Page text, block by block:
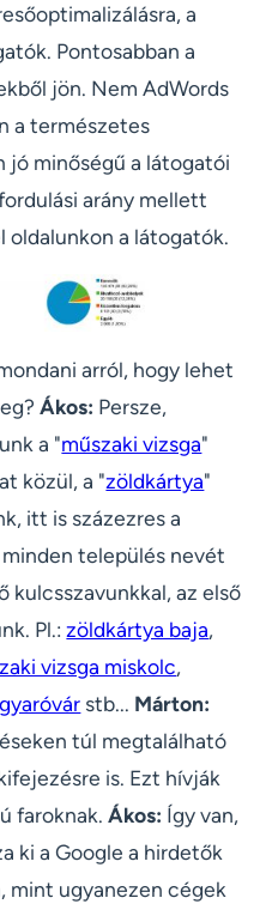
a
Pontosabban a
jön. Nem AdWords
a természetes
jó minőségű a látogatói
arány mellett
a látogatók.
arról, hogy lehet
Ákos: Persze,
a "műszaki vizsga"
közül, a "zöldkártya"
itt is százezres a
település nevét
kulcsszavunkkal, az első
Pl.:zöldkártya baja,
vizsga miskolc,
stb... Márton:
túl megtalálható
is. Ezt hívják
faroknak.Ákos: Így van,
ki a Google a hirdetők
mint ugyanezen cégek